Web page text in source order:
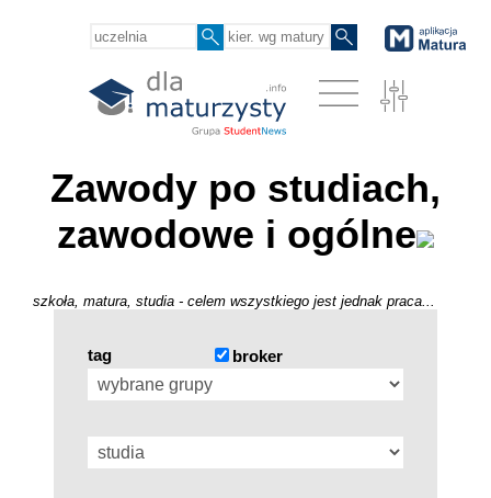
Zawody po studiach,
zawodowe i ogólne
szkoła, matura, studia - celem wszystkiego jest jednak praca...
tag broker